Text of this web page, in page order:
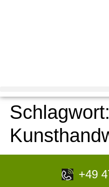
Schlagwort:
+49